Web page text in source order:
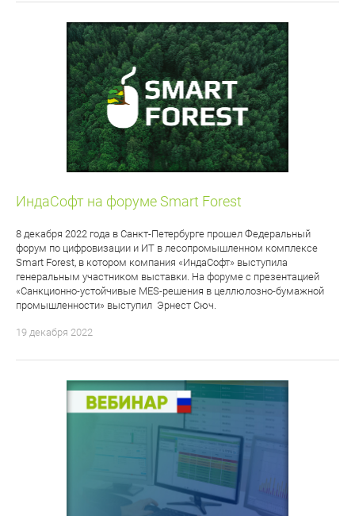
ИндаСофт на форуме Smart Forest
8 декабря 2022 года в Санкт-Петербурге прошел Федеральный
форум по цифровизации и ИТ в лесопромышленном комплексе
Smart Forest, в котором компания «ИндаСофт» выступила
генеральным участником выставки. На форуме с презентацией
«Санкционно-устойчивые MES-решения в целлюлозно-бумажной
промышленности» выступил Эрнест Сюч.
19 декабря 2022